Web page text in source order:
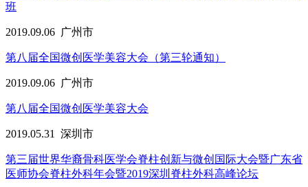
班
2019.09.06 广州市
第八届全国微创医学美容大会（第三轮通知）
2019.09.06 广州市
第八届全国微创医学美容大会
2019.05.31 深圳市
第三届世界华裔骨科医学会脊柱创新与微创国际大会暨广东省
医师协会脊柱外科年会暨2019深圳脊柱外科高峰论坛